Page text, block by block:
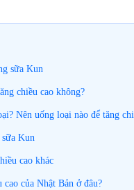
sữa Kun
chiều cao không?
Nên uống loại nào để tăng
Kun
cao khác
của Nhật Bản ở đâu?